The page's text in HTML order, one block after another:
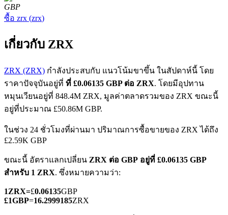
ฟิวเจอร์ส COIN-M
TradFi
GBP
ซื้อ zrx (zrx)
เกี่ยวกับ ZRX
ZRX (ZRX) กำลังประสบกับ แนวโน้มขาขึ้น ในสัปดาห์นี้ โดย
ราคาปัจจุบันอยู่ที่ ที่ £0.06135 GBP ต่อ ZRX. โดยมีอุปทาน
หมุนเวียนอยู่ที่ 848.4M ZRX, มูลค่าตลาดรวมของ ZRX ขณะนี้
อยู่ที่ประมาณ £50.86M GBP.
ในช่วง 24 ชั่วโมงที่ผ่านมา ปริมาณการซื้อขายของ ZRX ได้ถึง
£2.59K GBP
ขณะนี้ อัตราแลกเปลี่ยน ZRX ต่อ GBP อยู่ที่ £0.06135 GBP
สำหรับ 1 ZRX. ซึ่งหมายความว่า:
1ZRX=£0.06135GBP
£1GBP=16.2999185ZRX